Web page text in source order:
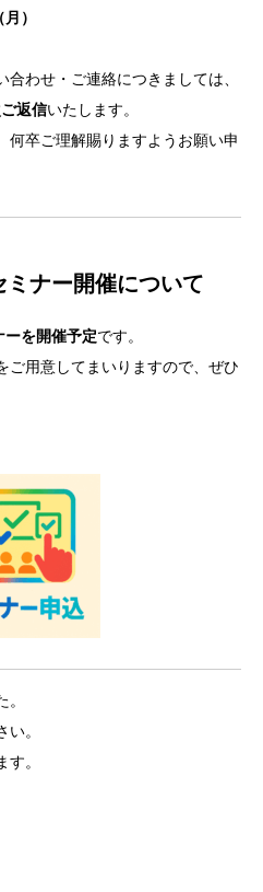
）
わせ・ご連絡につきましては、
返信いたします。
何卒ご理解賜りますようお願い申
ナー開催について
ーを開催予定です。
ご用意してまいりますので、ぜひ
。
。